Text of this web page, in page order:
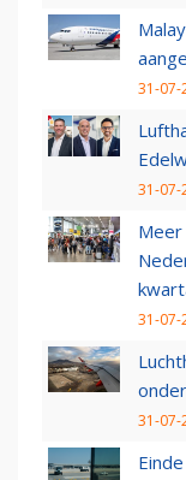
31-07-
31-07-
31-07-
31-07-